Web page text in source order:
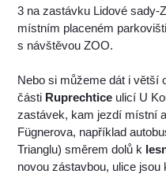
3 na zastávku Lidové sady-
místním placeném
s návštěvou ZOO.
Nebo si můžeme dát i větší
části Ruprechtice ulicí U
zastávek, kam jezdí místní
Fügnerova, například
Trianglu) směrem dolů k
novou zástavbou, ulice jsou